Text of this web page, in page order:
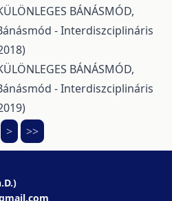
BÁNÁSMÓD,
- Interdiszciplináris
BÁNÁSMÓD,
- Interdiszciplináris
> >>